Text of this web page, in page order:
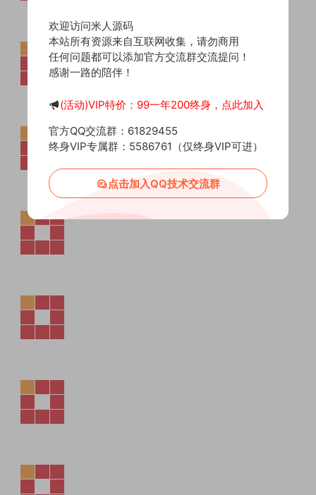
欢迎访问米人源码
本站所有资源来自互联网收集，请勿商用
任何问题都可以添加官方交流群交流提问！
感谢一路的陪伴！
(活动)VIP特价：99一年200终身，点此加入
官方QQ交流群：61829455
终身VIP专属群：5586761（仅终身VIP可进）
点击加入QQ技术交流群